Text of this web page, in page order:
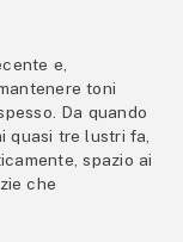
e,
toni
Da quando
quasi tre lustri fa,
spazio ai
che